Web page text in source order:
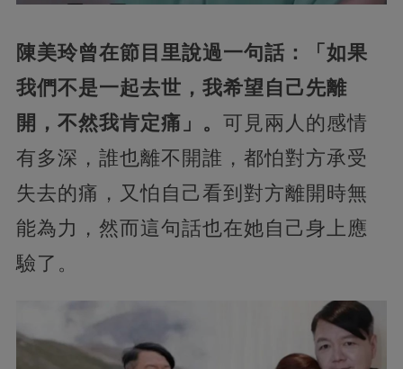
陳美玲曾在節目里說過一句話：「如果
我們不是一起去世，我希望自己先離
開，不然我肯定痛」。 可見兩人的感情
有多深，誰也離不開誰，都怕對方承受
失去的痛，又怕自己看到對方離開時無
能為力，然而這句話也在她自己身上應
驗了。